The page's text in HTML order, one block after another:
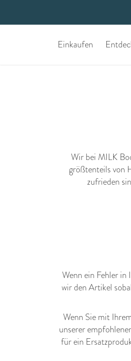
Einkaufen
Wir bei MILK
größtenteils von
zufrieden
Wenn ein Fehler in
wir den Artikel
Wenn Sie mit
unserer
für ein